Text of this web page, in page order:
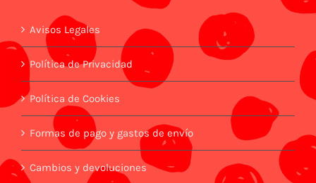
Avisos Legales
Política de Privacidad
Política de Cookies
Formas de pago y gastos de envío
Cambios y devoluciones